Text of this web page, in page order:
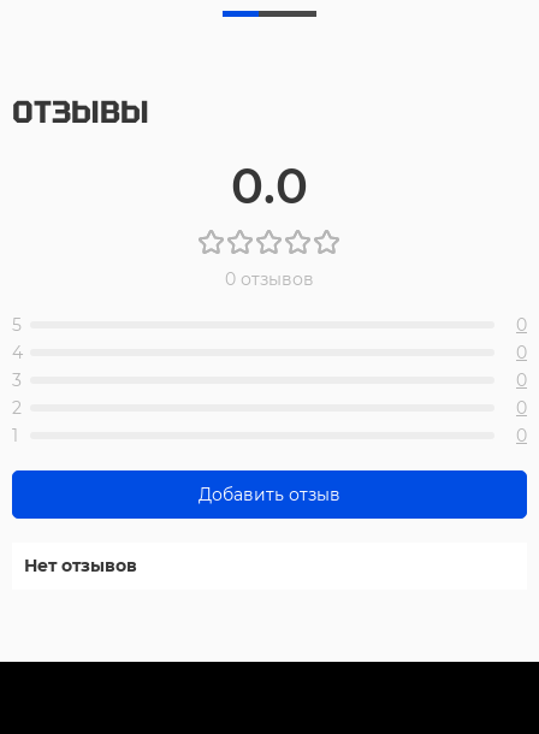
ОТЗЫВЫ
0.0
0 отзывов
5
0
4
0
3
0
2
0
1
0
Добавить отзыв
Нет отзывов